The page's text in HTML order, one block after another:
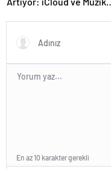
En az 10 karakter gerekli